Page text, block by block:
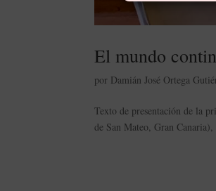
El mundo
por Damián José Ortega
Texto de presentación de la
de San Mateo, Gran